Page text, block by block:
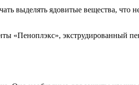
выделять ядовитые вещества, что
«Пеноплэкс», экструдированный